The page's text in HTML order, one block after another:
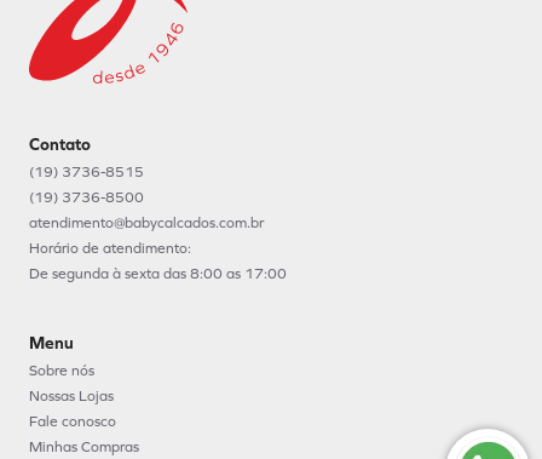
Contato
(19) 3736-8515
(19) 3736-8500
atendimento@babycalcados.com.br
Horário de atendimento:
De segunda à sexta das 8:00 as 17:00
Menu
Sobre nós
Nossas Lojas
Fale conosco
Minhas Compras